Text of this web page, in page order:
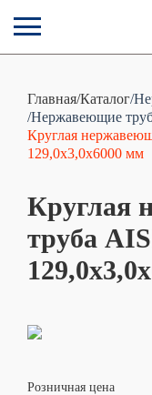
Главная/Каталог/
/Нержавеющие
Круглая
129,0х3,0х6000 мм
Круглая
труба
Розничная цена